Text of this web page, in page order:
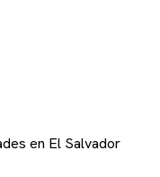
en El Salvador